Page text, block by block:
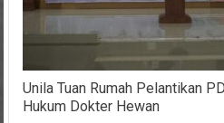
Unila Tuan Rumah Pelantikan
Hukum Dokter Hewan